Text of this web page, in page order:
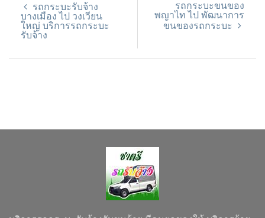
รถกระบะรับจ้าง
บางเมือง ไป วงเวียน
ใหญ่ บริการรถกระบะ
รับจ้าง
รถกระบะขนของ
พญาไท ไป พัฒนาการ
ขนของรถกระบะ